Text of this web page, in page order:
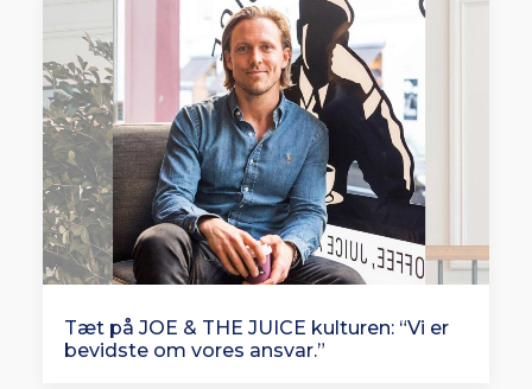
Tæt på JOE & THE JUICE kulturen: “Vi er
bevidste om vores ansvar.”